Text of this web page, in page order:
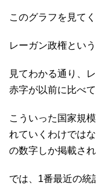
このグラフを見てく
レーガン政権とい
見てわかる通り、
赤字が以前に比べ
こういった国家規
れていくわけでは
の数字しか掲載され
では、1番最近の統